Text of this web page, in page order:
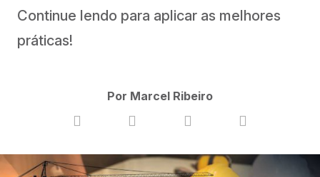
Continue lendo para aplicar as melhores
práticas!
Por Marcel Ribeiro